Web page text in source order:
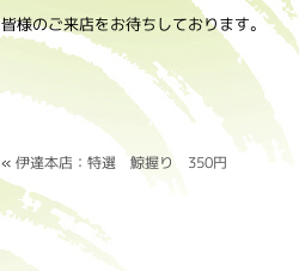
皆様のご来店をお待ちしております。
« 伊達本店：特選 鯨握り 350円